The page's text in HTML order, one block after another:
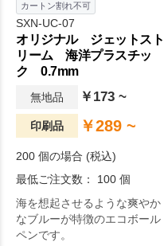
カートン割れ不可
SXN-UC-07
オリジナル ジェットスト
リーム 海洋プラスチッ
ク 0.7mm
無地品 ￥173 ~
印刷品 ￥289 ~
200 個の場合 (税込)
最低ご注文数： 100 個
海を想起させるような爽やか
なブルーが特徴のエコボール
ペンです。